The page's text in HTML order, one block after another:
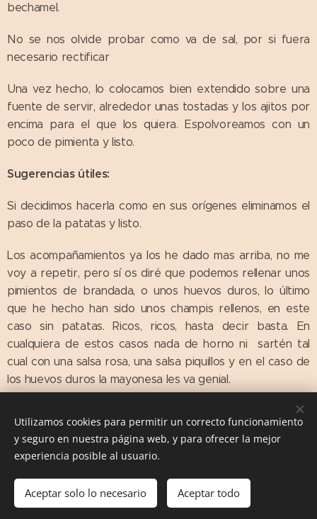
bechamel.
No se nos olvide probar como va de sal, por si fuera
necesario rectificar
Una vez hecho, lo colocamos bien extendido sobre una
fuente de servir, alrededor unas tostadas y los ajitos por
encima para el que los quiera. Espolvoreamos con un
poco de pimienta y listo.
Sugerencias útiles:
Si decidimos hacerla como en sus orígenes eliminamos el
paso de la patatas y listo.
Los acompañamientos ya los he dado mas arriba, no me
voy a repetir, pero sí os diré que podemos rellenar unos
pimientos de brandada, o unos huevos duros, lo último
que he hecho han sido unos champis rellenos, en este
caso sin patatas. Ricos, ricos, hasta decir basta. En
cualquiera de estos casos nada de horno ni sartén tal
cual con una salsa rosa, una salsa piquillos y en el caso de
los huevos duros la mayonesa les va genial.
Las Comiditas de Mami. Recetas con Historia © 2016
Creado conWebnode Cookies
Utilizamos cookies para permitir un correcto funcionamiento
y seguro en nuestra página web, y para ofrecer la mejor
experiencia posible al usuario.
Aceptar solo lo necesario Aceptar todo